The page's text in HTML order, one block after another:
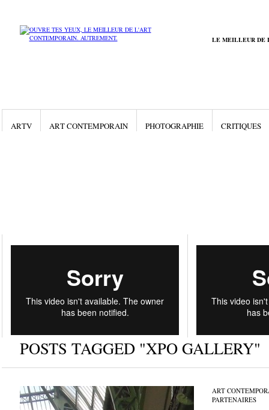
LE MEILLEUR DE
Gallery
ARTV ART CONTEMPORAIN PHOTOGRAPHIE CRITIQUES
POSTS TAGGED "XPO GALLERY"
ART
PARTENAIRES